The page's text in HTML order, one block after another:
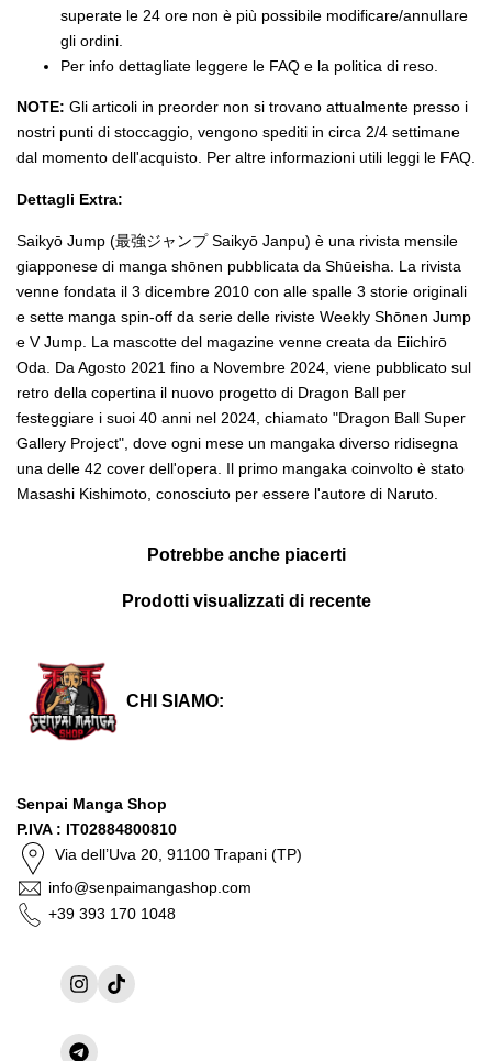
superate le 24 ore non è più possibile modificare/annullare
gli ordini.
Per info dettagliate leggere le FAQ e la politica di reso.
NOTE: Gli articoli in preorder non si trovano attualmente presso i
nostri punti di stoccaggio, vengono spediti in circa 2/4 settimane
dal momento dell'acquisto. Per altre informazioni utili leggi le FAQ.
Dettagli Extra:
Saikyō Jump (最強ジャンプ Saikyō Janpu) è una rivista mensile
giapponese di manga shōnen pubblicata da Shūeisha. La rivista
venne fondata il 3 dicembre 2010 con alle spalle 3 storie originali
e sette manga spin-off da serie delle riviste Weekly Shōnen Jump
e V Jump. La mascotte del magazine venne creata da Eiichirō
Oda. Da Agosto 2021 fino a Novembre 2024, viene pubblicato sul
retro della copertina il nuovo progetto di Dragon Ball per
festeggiare i suoi 40 anni nel 2024, chiamato "Dragon Ball Super
Gallery Project", dove ogni mese un mangaka diverso ridisegna
una delle 42 cover dell'opera. Il primo mangaka coinvolto è stato
Masashi Kishimoto, conosciuto per essere l'autore di Naruto.
Potrebbe anche piacerti
Prodotti visualizzati di recente
CHI SIAMO:
Senpai Manga Shop
P.IVA : IT02884800810
Via dell’Uva 20, 91100 Trapani (TP)
info@senpaimangashop.com
+39 393 170 1048
Instagram
TikTok